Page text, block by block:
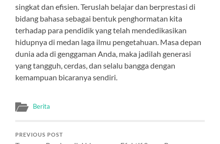
singkat dan efisien. Teruslah belajar dan berprestasi di
bidang bahasa sebagai bentuk penghormatan kita
terhadap para pendidik yang telah mendedikasikan
hidupnya di medan laga ilmu pengetahuan. Masa depan
dunia ada di genggaman Anda, maka jadilah generasi
yang tangguh, cerdas, dan selalu bangga dengan
kemampuan bicaranya sendiri.
Berita
PREVIOUS POST